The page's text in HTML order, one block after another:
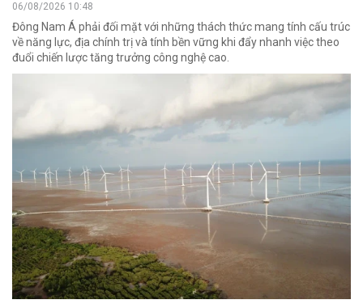
06/08/2026 10:48
Đông Nam Á phải đối mặt với những thách thức mang tính cấu trúc
về năng lực, địa chính trị và tính bền vững khi đẩy nhanh việc theo
đuổi chiến lược tăng trưởng công nghệ cao.